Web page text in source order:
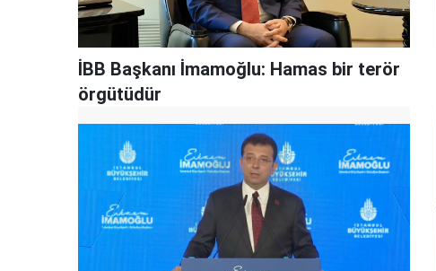
İBB Başkanı İmamoğlu: Hamas bir terör
örgütüdür